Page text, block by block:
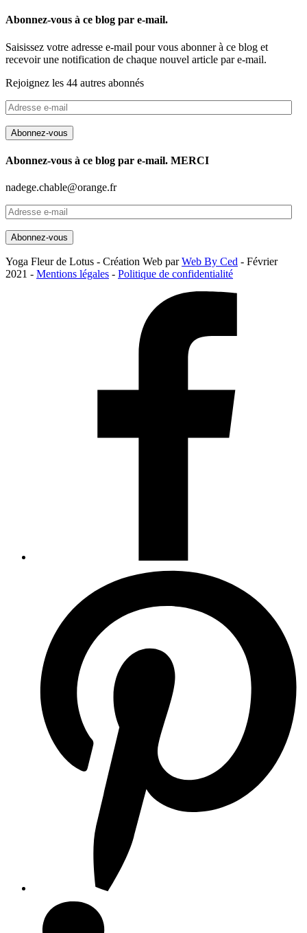
Abonnez-vous à ce blog par e-mail.
Saisissez votre adresse e-mail pour vous abonner à ce blog et
recevoir une notification de chaque nouvel article par e-mail.
Rejoignez les 44 autres abonnés
Adresse
e-
mail
Abonnez-vous
Abonnez-vous à ce blog par e-mail. MERCI
nadege.chable@orange.fr
Adresse
e-
mail
Abonnez-vous
Yoga Fleur de Lotus - Création Web parWeb By Ced - Février
2021 - Mentions légales - Politique de confidentialité